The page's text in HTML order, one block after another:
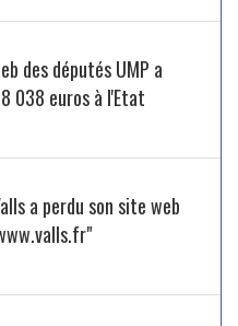
des députés UMP a
038 euros à l'Etat
a perdu son site web